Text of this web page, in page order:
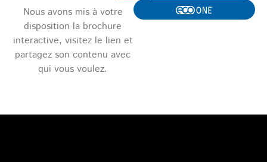
Nous avons mis à votre
disposition la brochure
interactive, visitez le lien et
partagez son contenu avec
qui vous voulez.